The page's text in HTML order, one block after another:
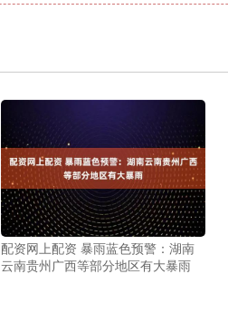
配资网上配资 暴雨蓝色预警：湖南
云南贵州广西等部分地区有大暴雨